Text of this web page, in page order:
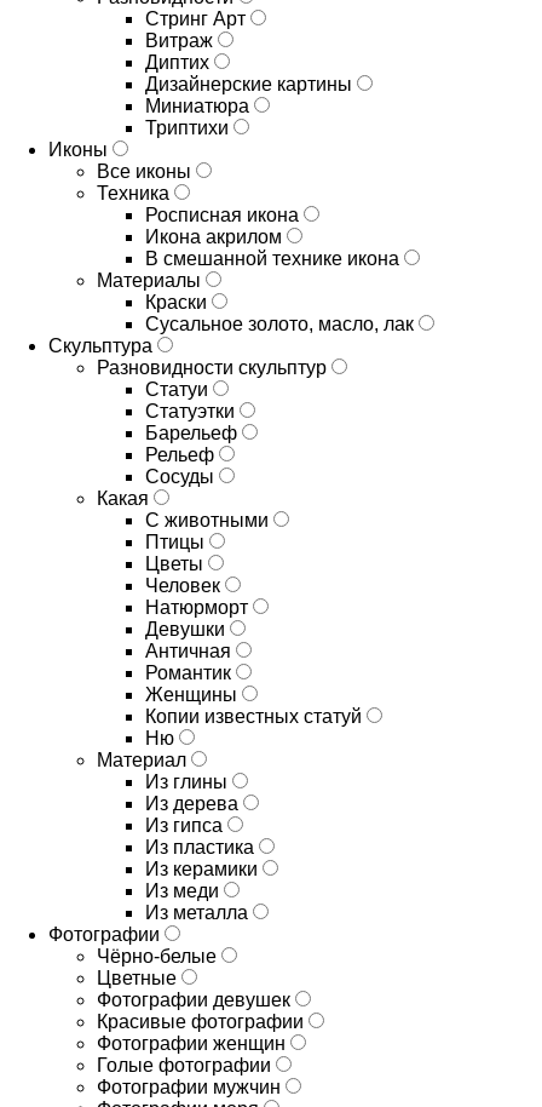
Стринг Арт
Витраж
Диптих
Дизайнерские картины
Миниатюра
Триптихи
Иконы
Все иконы
Техника
Росписная икона
Икона акрилом
В смешанной технике икона
Материалы
Краски
Сусальное золото, масло, лак
Скульптура
Разновидности скульптур
Статуи
Статуэтки
Барельеф
Рельеф
Сосуды
Какая
С животными
Птицы
Цветы
Человек
Натюрморт
Девушки
Античная
Романтик
Женщины
Копии известных статуй
Ню
Материал
Из глины
Из дерева
Из гипса
Из пластика
Из керамики
Из меди
Из металла
Фотографии
Чёрно-белые
Цветные
Фотографии девушек
Красивые фотографии
Фотографии женщин
Голые фотографии
Фотографии мужчин